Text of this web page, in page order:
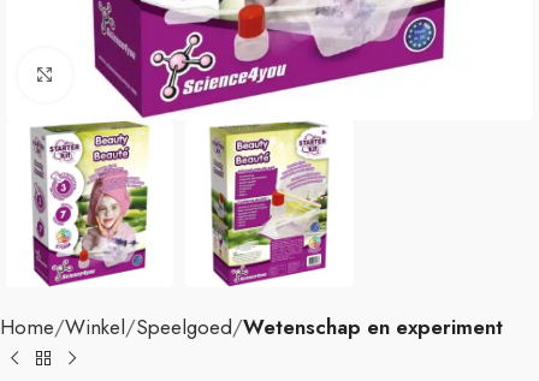
Klik om te vergroten
Home Winkel Speelgoed Wetenschap en experiment